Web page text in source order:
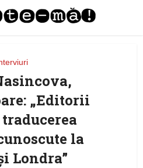
„Editorii
la
Londra”